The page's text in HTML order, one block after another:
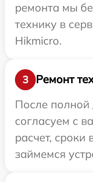
ремонта мы
технику в
Hikmicro.
3
Ремонт
После полной
согласуем с
расчет, сроки
займемся